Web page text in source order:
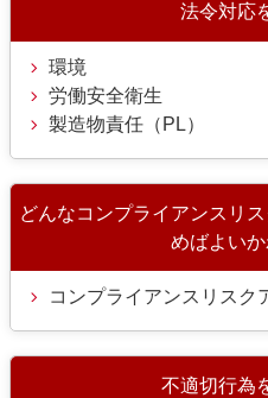
法令対応
環境
労働安全衛生
製造物責任（PL）
どんなコンプライアンスリス
めばよい
コンプライアンスリスク
不適切行為